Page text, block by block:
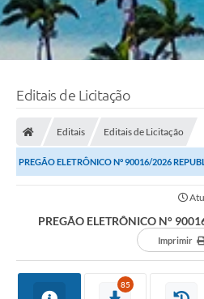
Editais de Licitação
Editais Editais de Licitação
PREGÃO ELETRÔNICO N° 90016/2026
PREGÃO ELETRÔNICO N°
Imprimir
85